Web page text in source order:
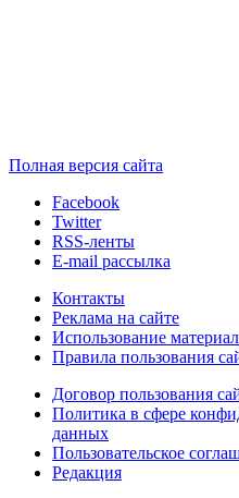
Полная версия сайта
Facebook
Twitter
RSS-ленты
E-mail рассылка
Контакты
Реклама на сайте
Использование
Правила пользования
Договор пользования
Политика в сфере
данных
Пользовательское
Редакция